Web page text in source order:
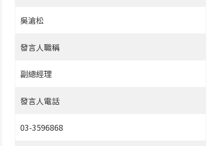
吳滄松
發言人職稱
副總經理
發言人電話
03-3596868